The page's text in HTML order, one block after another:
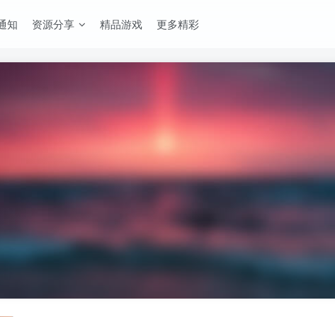
知 资源分享 精品游戏 更多精彩